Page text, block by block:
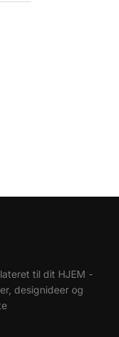
til dit HJEM -
designideer og